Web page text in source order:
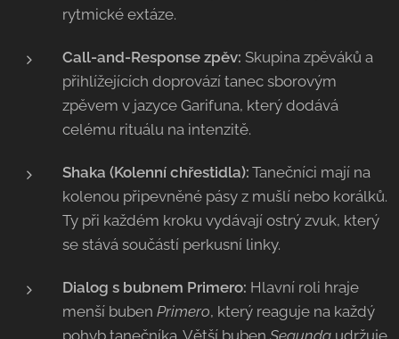
rytmické extáze.
Call-and-Response zpěv: Skupina zpěváků a
přihlížejících doprovází tanec sborovým
zpěvem v jazyce Garifuna, který dodává
celému rituálu na intenzitě.
Shaka (Kolenní chřestidla): Tanečníci mají na
kolenou připevněné pásy z mušlí nebo korálků.
Ty při každém kroku vydávají ostrý zvuk, který
se stává součástí perkusní linky.
Dialog s bubnem Primero: Hlavní roli hraje
menší buben Primero, který reaguje na každý
pohyb tanečníka. Větší buben Segunda udržuje